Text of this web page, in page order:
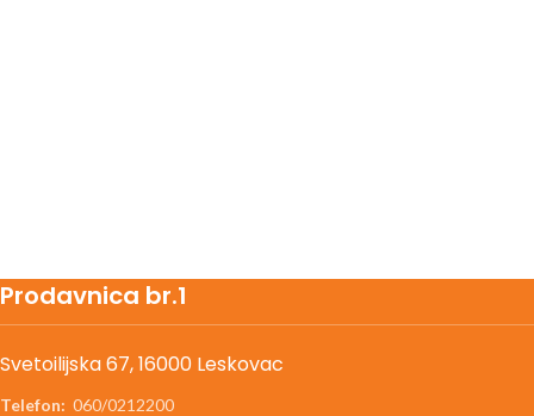
Prodavnica br.1
Svetoilijska 67, 16000 Leskovac
Telefon: 060/0212200